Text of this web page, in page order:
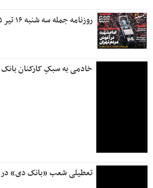
روزنامه جمله سه شنبه ۱۶ تیر ۱۴۰۵
خادمی به سبکِ کارکنان
تعطیلی شعب «بانک دی» در روز